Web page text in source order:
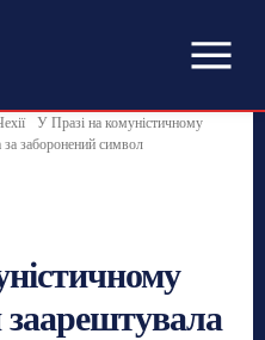
У Празі на комуністичному
за заборонений символ
заарештувала